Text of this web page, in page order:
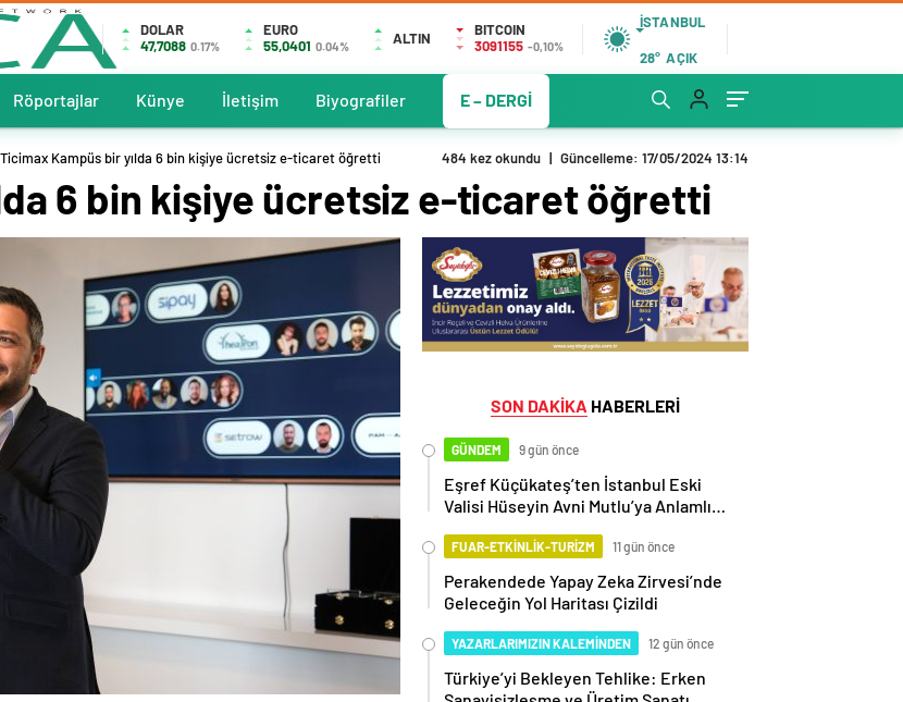
DOLAR
47,7088 0.17%
EURO
55,0401 0.04% ALTIN
BITCOIN
3091155 -0,10%
İSTANBUL
28° AÇIK
Röportajlar Künye İletişim Biyografiler E – DERGİ
Ticimax Kampüs bir yılda 6 bin kişiye ücretsiz e-ticaret öğretti 484 kez okundu | Güncelleme: 17/05/2024 13:14
6 bin kişiye ücretsiz e-ticaret öğretti
SON DAKİKA HABERLERİ
GÜNDEM 9 gün önce
Eşref Küçükateş’ten İstanbul Eski
Valisi Hüseyin Avni Mutlu’ya Anlamlı
FUAR-ETKİNLİK-TURİZM 11 gün önce
Perakendede Yapay Zeka Zirvesi’nde
Geleceğin Yol Haritası Çizildi
YAZARLARIMIZIN KALEMİNDEN 12 gün önce
Türkiye’yi Bekleyen Tehlike: Erken